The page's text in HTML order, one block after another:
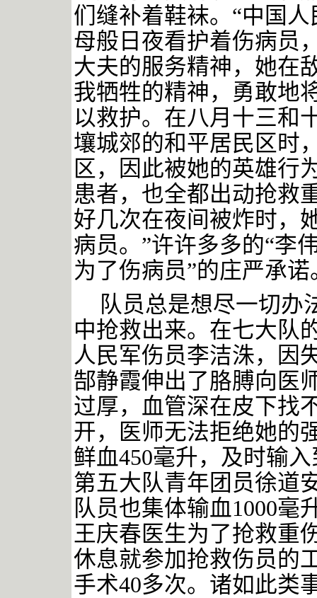
们缝补着鞋袜。“中国
母般日夜看护着伤病员
大夫的服务精神，她在
我牺牲的精神，勇敢地
以救护。在八月十三和
壤城郊的和平居民区时
区，因此被她的英雄行
患者，也全都出动抢救
好几次在夜间被炸时，
病员。”许许多多的“李
为了伤病员”的庄严承诺
队员总是想尽一切办
中抢救出来。在七大队
人民军伤员李洁洙，因
郜静霞伸出了胳膊向医
过厚，血管深在皮下找
开，医师无法拒绝她的
鲜血450毫升，及时输
第五大队青年团员徐道
队员也集体输血1000毫
王庆春医生为了抢救重
休息就参加抢救伤员的
手术40多次。诸如此类